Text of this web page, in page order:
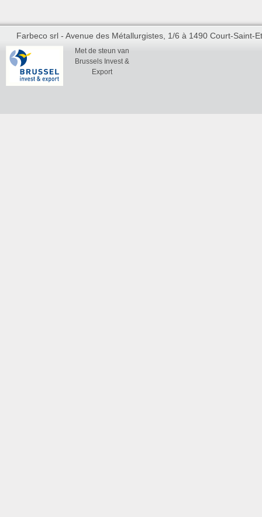
Farbeco srl - Avenue des Métallurgistes, 1/6 à 1490 Court-Saint-
Met de steun van
Brussels Invest &
Export